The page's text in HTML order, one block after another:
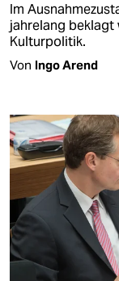
Im
jahrelang beklagt
Kulturpolitik.
Von Ingo Arend